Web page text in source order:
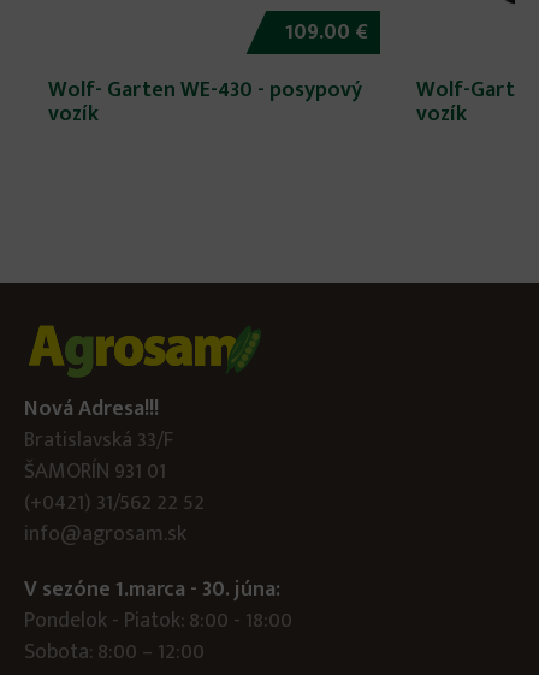
109.00 €
Wolf- Garten WE-430 - posypový
vozík
Wolf-
vozík
Nová Adresa!!!
Bratislavská 33/F
ŠAMORÍN 931 01
(+0421) 31/562 22 52
info@agrosam.sk
V sezóne 1.marca - 30. júna:
Pondelok - Piatok: 8:00 - 18:00
Sobota: 8:00 – 12:00